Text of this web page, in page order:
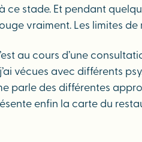
stade. Et pendant
vraiment. Les limites de
au cours d’une
vécues avec différents
parle des différentes
enfin la carte du